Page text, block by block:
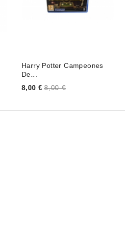
Harry Potter Campeones
De...
Price
8,00 € 8,00 €